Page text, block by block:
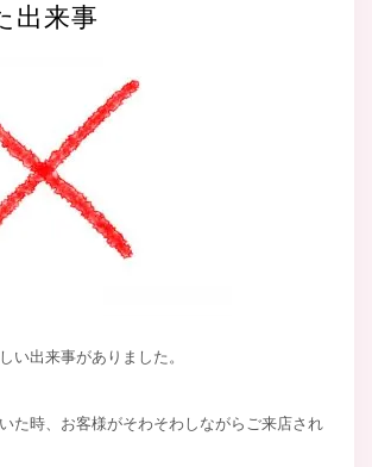
出来事
い出来事がありました。
た時、お客様がそわそわしながらご来店され